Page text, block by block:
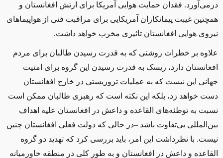
درمی‌آورد. فقدان حمایت هوایی آمریکا برای ارتش افغانستان و
همچنین غیبت پیمانکاران آمریکایی برای مراقبت فنی از هواپیماهای
نیروی هوایی افغانستان تاثیری مخرب خواهد داشت.
علاوه بر خطرات روشنی که به قدرت رسیدن طالبان برای مردم
افغانستان دارد، ریسک به قدرت رسیدن این گروه برای امنیت
جهانی این نیست که به عملیات تروریستی در خارج افغانستان
دست خواهد زد، بلکه این نکته است که رهبری طالبان ممکن است
نسبت به توطئه‌های القاعده و داعش در افغانستان علیه اهداف
بین‌المللی بی‌تفاوت باشد –‌در حالی که دولت فعلی افغانستان چنین
نیست‌. با نظرداشت این امر، باید بررسی کرد که تهدید دو گروه
القاعده و داعش در افغانستان و به ‌طور کلی در منطقه خاورمیانه